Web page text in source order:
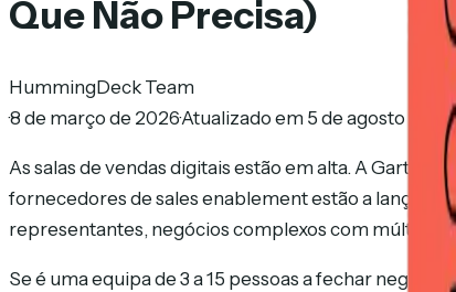
Que Não Precisa)
HummingDeck Team
·8 de março de 2026·Atualizado em 5 de agosto de
As salas de vendas digitais estão em alta. A
fornecedores de sales enablement estão a lançar
representantes, negócios complexos com múltiplos
Se é uma equipa de 3 a 15 pessoas a fechar